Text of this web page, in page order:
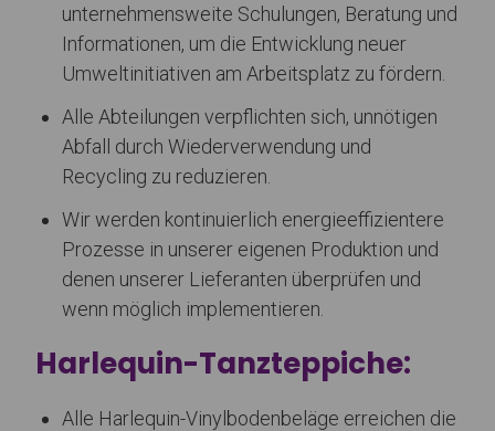
unternehmensweite Schulungen, Beratung und
Informationen, um die Entwicklung neuer
Umweltinitiativen am Arbeitsplatz zu fördern.
Alle Abteilungen verpflichten sich, unnötigen
Abfall durch Wiederverwendung und
Recycling zu reduzieren.
Wir werden kontinuierlich energieeffizientere
Prozesse in unserer eigenen Produktion und
denen unserer Lieferanten überprüfen und
wenn möglich implementieren.
Harlequin-Tanzteppiche:
Alle Harlequin-Vinylbodenbeläge erreichen die